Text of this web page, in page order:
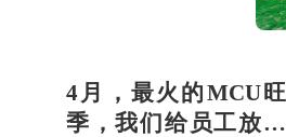
4月，最火的MCU旺
季，我们给员工放了